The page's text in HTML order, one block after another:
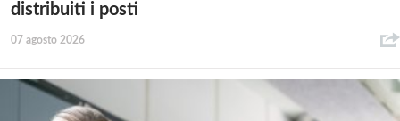
distribuiti i posti
07 agosto 2026